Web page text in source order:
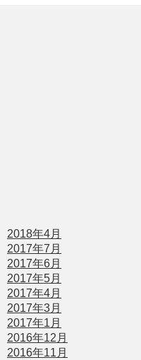
2018年4月
2017年7月
2017年6月
2017年5月
2017年4月
2017年3月
2017年1月
2016年12月
2016年11月